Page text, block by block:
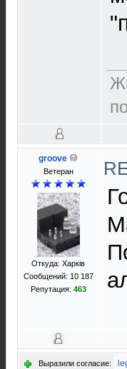
groove
Ветеран
Откуда: Харків
Сообщений: 10 187
Репутация: 463
Выразили согласие: